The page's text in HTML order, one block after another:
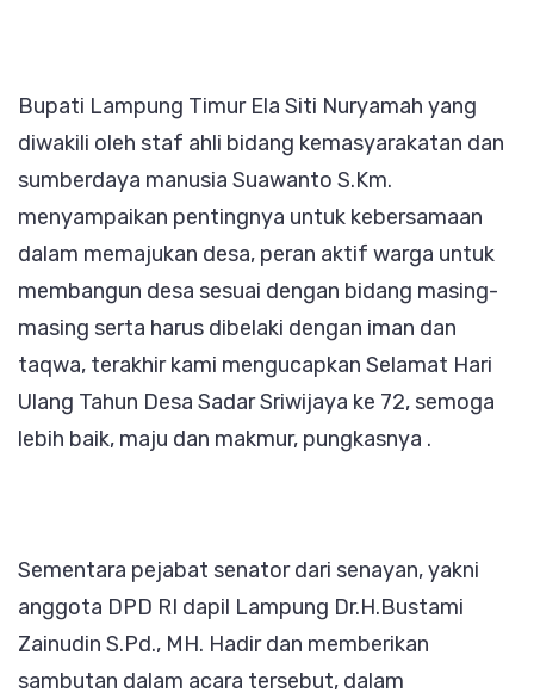
Bupati Lampung Timur Ela Siti Nuryamah yang
diwakili oleh staf ahli bidang kemasyarakatan dan
sumberdaya manusia Suawanto S.Km.
menyampaikan pentingnya untuk kebersamaan
dalam memajukan desa, peran aktif warga untuk
membangun desa sesuai dengan bidang masing-
masing serta harus dibelaki dengan iman dan
taqwa, terakhir kami mengucapkan Selamat Hari
Ulang Tahun Desa Sadar Sriwijaya ke 72, semoga
lebih baik, maju dan makmur, pungkasnya .
Sementara pejabat senator dari senayan, yakni
anggota DPD RI dapil Lampung Dr.H.Bustami
Zainudin S.Pd., MH. Hadir dan memberikan
sambutan dalam acara tersebut, dalam